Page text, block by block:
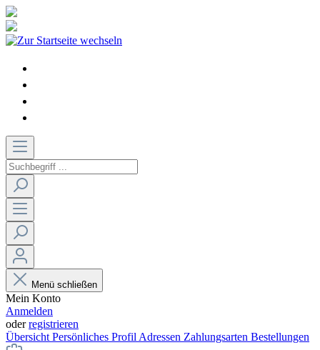
Menü schließen
Mein Konto
Anmelden
oderregistrieren
Übersicht Persönliches Profil Adressen Zahlungsarten Bestellungen